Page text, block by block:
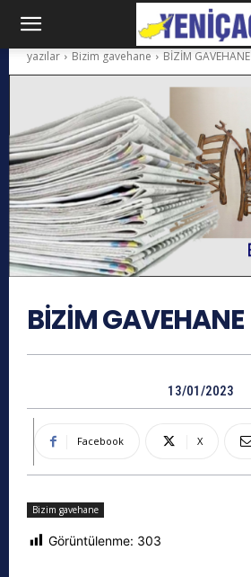
yazılar Bizim gavehane BİZİM GAVEHANE
BİZİM GAVEHANE
13/01/2023
Facebook X
Bizim gavehane
Görüntülenme: 303